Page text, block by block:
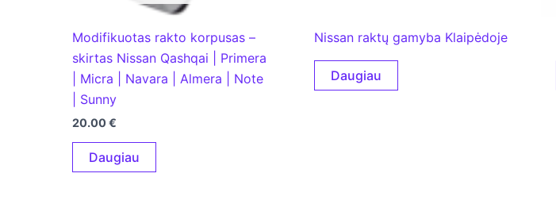
Modifikuotas rakto korpusas –
skirtas Nissan Qashqai | Primera
| Micra | Navara | Almera | Note
| Sunny
20.00€
Daugiau
Nissan raktų gamyba Klaipėdoje
Daugiau